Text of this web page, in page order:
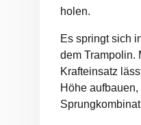
holen.
Es springt sich
dem Trampolin.
Krafteinsatz
Höhe